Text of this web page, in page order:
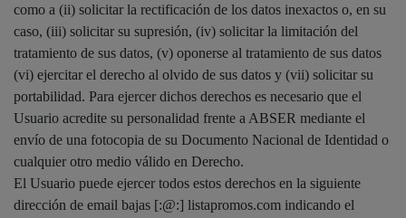
como a (ii) solicitar la rectificación de los datos inexactos o, en su
caso, (iii) solicitar su supresión, (iv) solicitar la limitación del
tratamiento de sus datos, (v) oponerse al tratamiento de sus datos
(vi) ejercitar el derecho al olvido de sus datos y (vii) solicitar su
portabilidad. Para ejercer dichos derechos es necesario que el
Usuario acredite su personalidad frente a ABSER mediante el
envío de una fotocopia de su Documento Nacional de Identidad o
cualquier otro medio válido en Derecho.
El Usuario puede ejercer todos estos derechos en la siguiente
dirección de email bajas [:@:] listapromos.com indicando el